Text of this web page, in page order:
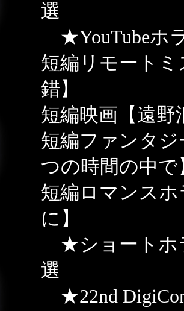
選
★YouTubeホ
短編リモート
錯】
短編映画【遠野
短編ファンタ
つの時間の中で
短編ロマンス
に】
★ショートホ
選
★22nd